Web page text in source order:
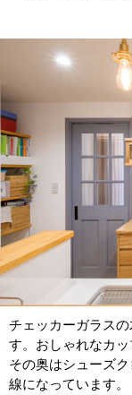
チェッカーガラス
す。おしゃれなカッ
その奥はシューズ
線になっています。